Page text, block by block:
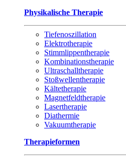
Physikalische Therapie
Tiefenoszillation
Elektrotherapie
Stimmlippentherapie
Kombinationstherapie
Ultraschalltherapie
Stoßwellentherapie
Kältetherapie
Magnetfeldtherapie
Lasertherapie
Diathermie
Vakuumtherapie
Therapieformen